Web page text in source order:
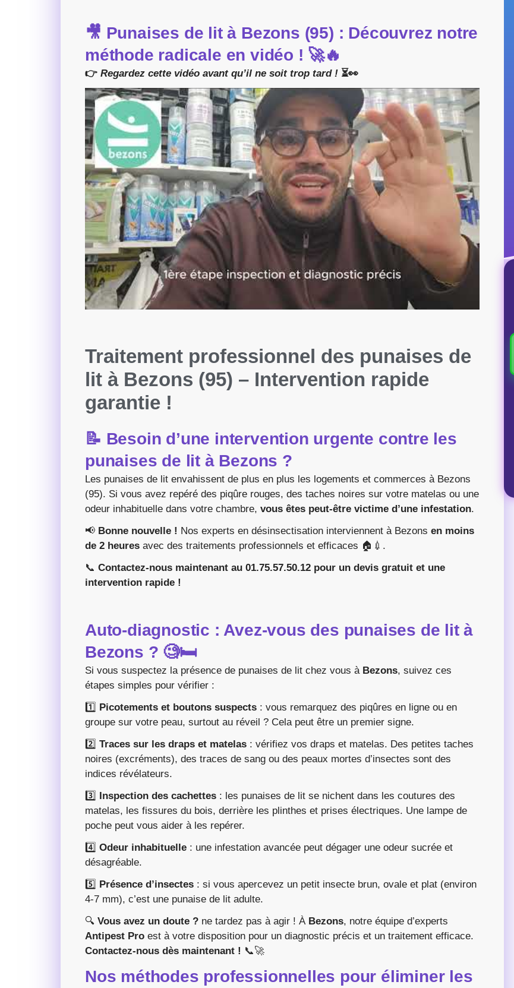
🎥 Punaises de lit à Bezons (95) : Découvrez notre
méthode radicale en vidéo ! 🚀🔥
👉 Regardez cette vidéo avant qu’il ne soit trop tard ! ⏳👀
Traitement professionnel des punaises de
lit à Bezons (95) – Intervention rapide
garantie !
📝 Besoin d’une intervention urgente contre les
punaises de lit à Bezons ?
Les punaises de lit envahissent de plus en plus les logements et commerces à Bezons
(95). Si vous avez repéré des piqûre rouges, des taches noires sur votre matelas ou une
odeur inhabituelle dans votre chambre, vous êtes peut-être victime d’une infestation.
📢 Bonne nouvelle ! Nos experts en désinsectisation interviennent à Bezons en moins
de 2 heures avec des traitements professionnels et efficaces 🏠💉.
📞 Contactez-nous maintenant au 01.75.57.50.12 pour un devis gratuit et une
intervention rapide !
Auto-diagnostic : Avez-vous des punaises de lit à
Bezons ? 🧐🛏️
Si vous suspectez la présence de punaises de lit chez vous à Bezons, suivez ces
étapes simples pour vérifier :
1️⃣ Picotements et boutons suspects : vous remarquez des piqûres en ligne ou en
groupe sur votre peau, surtout au réveil ? Cela peut être un premier signe.
2️⃣ Traces sur les draps et matelas : vérifiez vos draps et matelas. Des petites taches
noires (excréments), des traces de sang ou des peaux mortes d’insectes sont des
indices révélateurs.
3️⃣ Inspection des cachettes : les punaises de lit se nichent dans les coutures des
matelas, les fissures du bois, derrière les plinthes et prises électriques. Une lampe de
poche peut vous aider à les repérer.
4️⃣ Odeur inhabituelle : une infestation avancée peut dégager une odeur sucrée et
désagréable.
5️⃣ Présence d’insectes : si vous apercevez un petit insecte brun, ovale et plat (environ
4-7 mm), c’est une punaise de lit adulte.
🔍 Vous avez un doute ? ne tardez pas à agir ! À Bezons, notre équipe d’experts
Antipest Pro est à votre disposition pour un diagnostic précis et un traitement efficace.
Contactez-nous dès maintenant ! 📞🚀
Nos méthodes professionnelles pour éliminer les